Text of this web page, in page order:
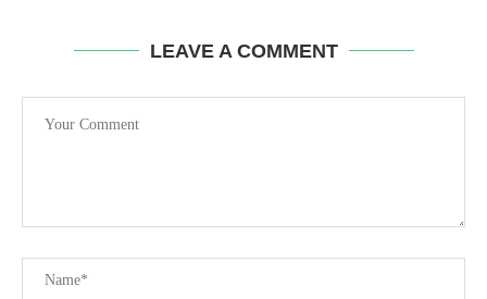
LEAVE A COMMENT